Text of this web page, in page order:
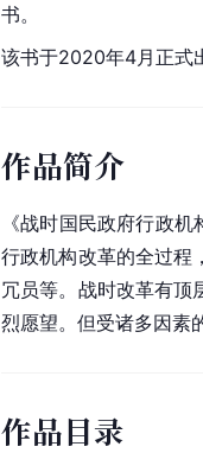
书。
该书于2020年4月正式
作品简介
《战时国民政府行政机
行政机构改革的全过程
冗员等。战时改革有顶
烈愿望。但受诸多因素
作品目录